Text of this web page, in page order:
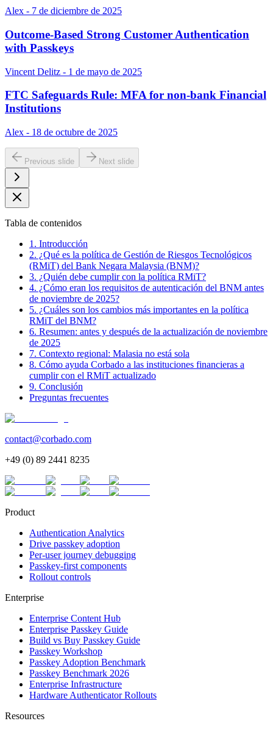
Alex - 7 de diciembre de 2025
Outcome-Based Strong Customer Authentication
with Passkeys
Vincent Delitz - 1 de mayo de 2025
FTC Safeguards Rule: MFA for non-bank Financial
Institutions
Alex - 18 de octubre de 2025
Previous slide Next slide
Tabla de contenidos
1. Introducción
2. ¿Qué es la política de Gestión de Riesgos Tecnológicos
(RMiT) del Bank Negara Malaysia (BNM)?
3. ¿Quién debe cumplir con la política RMiT?
4. ¿Cómo eran los requisitos de autenticación del BNM antes
de noviembre de 2025?
5. ¿Cuáles son los cambios más importantes en la política
RMiT del BNM?
6. Resumen: antes y después de la actualización de noviembre
de 2025
7. Contexto regional: Malasia no está sola
8. Cómo ayuda Corbado a las instituciones financieras a
cumplir con el RMiT actualizado
9. Conclusión
Preguntas frecuentes
contact@corbado.com
+49 (0) 89 2441 8235
Product
Authentication Analytics
Drive passkey adoption
Per-user journey debugging
Passkey-first components
Rollout controls
Enterprise
Enterprise Content Hub
Enterprise Passkey Guide
Build vs Buy Passkey Guide
Passkey Workshop
Passkey Adoption Benchmark
Passkey Benchmark 2026
Enterprise Infrastructure
Hardware Authenticator Rollouts
Resources